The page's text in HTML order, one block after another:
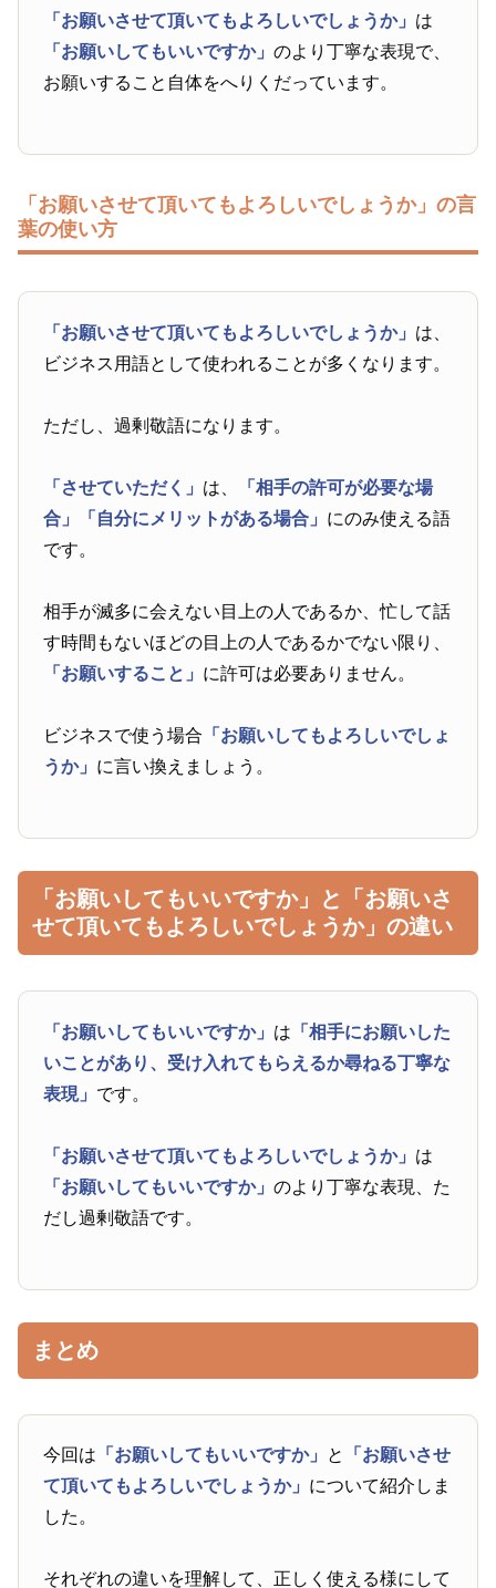
「お願いさせて頂いてもよろしいでしょうか」 は
「お願いしてもいいですか」のより丁寧な表現で、
お願いすること自体をへりくだっています。
「お願いさせて頂いてもよろしいでしょうか」の言
葉の使い方
「お願いさせて頂いてもよろしいでしょうか」 は、
ビジネス用語として使われることが多くなります。
ただし、過剰敬語になります。
「させていただく」 は、
「相手の許可が必要な場
合」
「自分にメリットがある場合」 にのみ使える語
です。
相手が滅多に会えない目上の人であるか、忙して話
す時間もないほどの目上の人であるかでない限り、
「お願いすること」 に許可は必要ありません。
ビジネスで使う場合 「お願いしてもよろしいでしょ
うか」 に言い換えましょう。
「お願いしてもいいですか」と「お願いさ
せて頂いてもよろしいでしょうか」の違い
「お願いしてもいいですか」 は 「相手にお願いした
いことがあり、受け入れてもらえるか尋ねる丁寧な
表現」 です。
「お願いさせて頂いてもよろしいでしょうか」 は
「お願いしてもいいですか」のより丁寧な表現、た
だし過剰敬語です。
まとめ
今回は 「お願いしてもいいですか」 と
「お願いさせ
て頂いてもよろしいでしょうか」 について紹介しま
した。
それぞれの違いを理解して、正しく使える様にして